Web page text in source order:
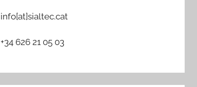
info[at]sialtec.cat
+34 626 21 05 03